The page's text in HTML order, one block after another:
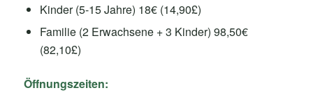
Kinder (5-15 Jahre) 18€ (14,90£)
Familie (2 Erwachsene + 3 Kinder) 98,50€
(82,10£)
Öffnungszeiten: